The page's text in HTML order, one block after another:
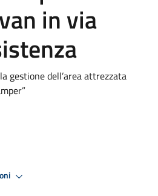
in via
gestione dell’area attrezzata